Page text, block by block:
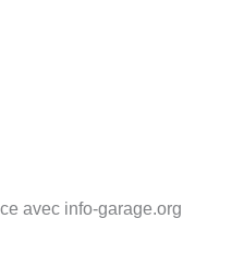
avec info-garage.org